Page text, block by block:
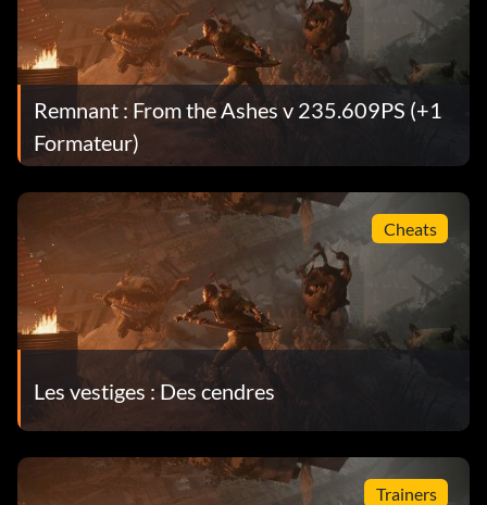
Remnant : From the Ashes v 235.609PS (+1
Formateur)
Cheats
Les vestiges : Des cendres
Trainers